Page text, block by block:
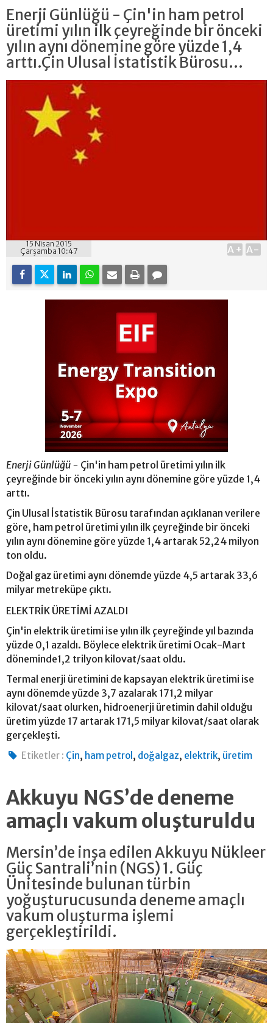
Enerji Günlüğü - Çin'in ham petrol
üretimi yılın ilk çeyreğinde bir önceki
yılın aynı dönemine göre yüzde 1,4
arttı.Çin Ulusal İstatistik Bürosu...
15 Nisan 2015
Çarşamba 10:47
A+ A-
Enerji Günlüğü - Çin'in ham petrol üretimi yılın ilk
çeyreğinde bir önceki yılın aynı dönemine göre yüzde 1,4
arttı.
Çin Ulusal İstatistik Bürosu tarafından açıklanan verilere
göre, ham petrol üretimi yılın ilk çeyreğinde bir önceki
yılın aynı dönemine göre yüzde 1,4 artarak 52,24 milyon
ton oldu.
Doğal gaz üretimi aynı dönemde yüzde 4,5 artarak 33,6
milyar metreküpe çıktı.
ELEKTRİK ÜRETİMİ AZALDI
Çin'in elektrik üretimi ise yılın ilk çeyreğinde yıl bazında
yüzde 0,1 azaldı. Böylece elektrik üretimi Ocak-Mart
döneminde1,2 trilyon kilovat/saat oldu.
Termal enerji üretimini de kapsayan elektrik üretimi ise
aynı dönemde yüzde 3,7 azalarak 171,2 milyar
kilovat/saat olurken, hidroenerji üretimin dahil olduğu
üretim yüzde 17 artarak 171,5 milyar kilovat/saat olarak
gerçekleşti.
Etiketler : Çin, ham petrol , doğalgaz, elektrik, üretim
Akkuyu NGS’de deneme
amaçlı vakum oluşturuldu
Mersin’de inşa edilen Akkuyu Nükleer
Güç Santrali’nin (NGS) 1. Güç
Ünitesinde bulunan türbin
yoğuşturucusunda deneme amaçlı
vakum oluşturma işlemi
gerçekleştirildi.